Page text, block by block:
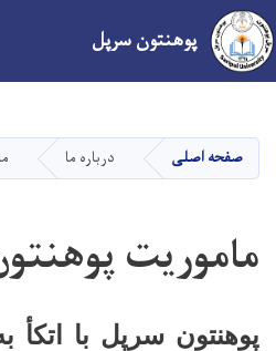
main
پوهنتون سرپل
صفحه اصلی درباره ما
ماموریت
پوهنتون سرپل با اتکأ